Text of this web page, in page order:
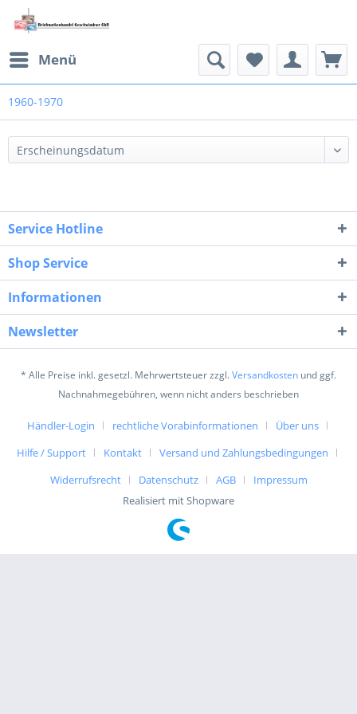
Menü
1960-1970
Service Hotline
Shop Service
Informationen
Newsletter
* Alle Preise inkl. gesetzl. Mehrwertsteuer zzgl.Versandkosten und ggf.
Nachnahmegebühren, wenn nicht anders beschrieben
Händler-Login rechtliche Vorabinformationen
Über uns
Hilfe / Support
Kontakt
Versand und Zahlungsbedingungen
Widerrufsrecht
Datenschutz AGB
Impressum
Realisiert mit Shopware